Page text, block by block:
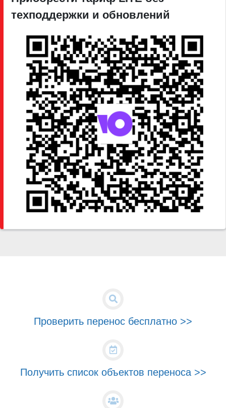
техподдержки и обновлений
Проверить перенос бесплатно >>
Получить список объектов переноса >>